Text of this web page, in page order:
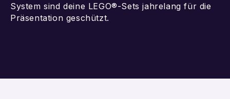
System sind deine LEGO®-Sets jahrelang für die
Präsentation geschützt.